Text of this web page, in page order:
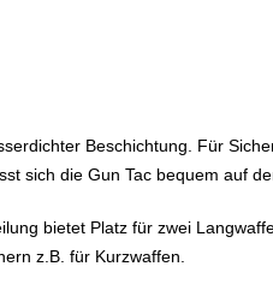
Beschichtung. Für
sich die Gun Tac bequem auf
bietet Platz für zwei
z.B. für Kurzwaffen.